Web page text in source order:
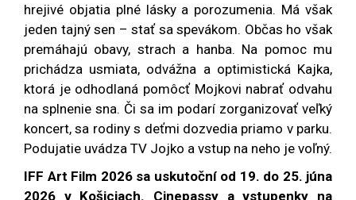
hrejivé objatia plné lásky a porozumenia. Má však
jeden tajný sen – stať sa spevákom. Občas ho však
premáhajú obavy, strach a hanba. Na pomoc mu
prichádza usmiata, odvážna a optimistická Kajka,
ktorá je odhodlaná pomôcť Mojkovi nabrať odvahu
na splnenie sna. Či sa im podarí zorganizovať veľký
koncert, sa rodiny s deťmi dozvedia priamo v parku.
Podujatie uvádza TV Jojko a vstup na neho je voľný.
IFF Art Film 2026 sa uskutoční od 19. do 25. júna
2026 v Košiciach. Cinepassy a vstupenky na